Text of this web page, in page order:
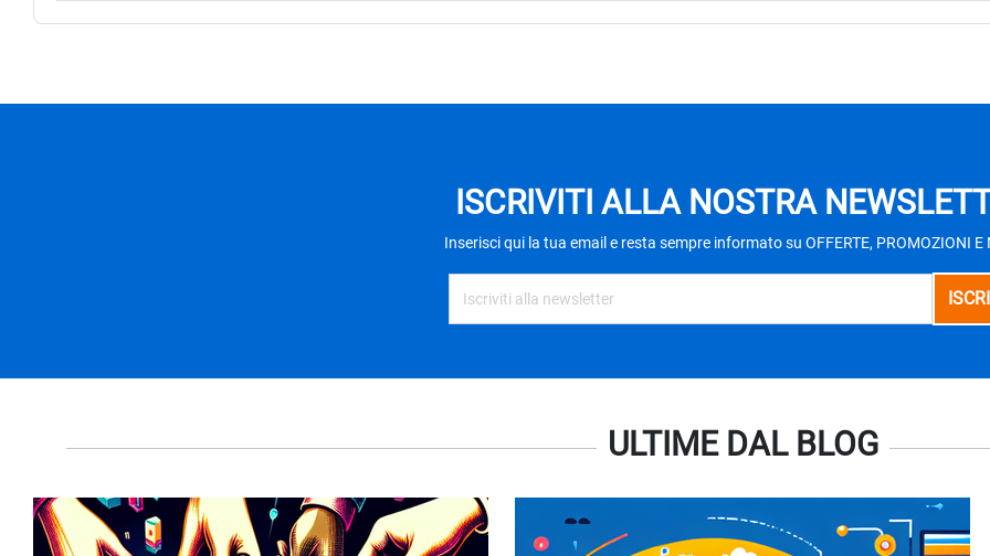
ISCRIVITI ALLA NOSTRA
Inserisci qui la tua email e resta sempre informato su OFFERTE, PROMOZIONI E
ULTIME DAL BLOG